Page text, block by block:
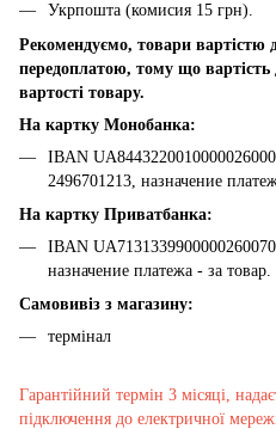
Укрпошта (комисия 15 грн).
Рекомендуємо, товари вартістю
передоплатою, тому що
вартості товару.
На картку Монобанка:
IBAN
2496701213, назначение
На картку Приватбанка:
IBAN
назначение платежа - за товар.
Самовивіз з магазину:
термінал
Гарантійний термін 3 місяці,
підключення до електричної